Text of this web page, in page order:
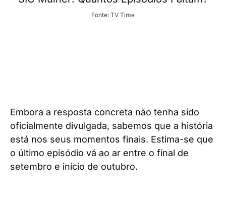
Fonte: TV Time
Embora a resposta concreta não tenha sido
oficialmente divulgada, sabemos que a história
está nos seus momentos finais. Estima-se que
o último episódio vá ao ar entre o final de
setembro e início de outubro.